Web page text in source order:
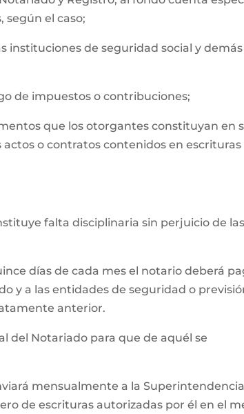
según el caso;
instituciones de seguridad social y demás
de impuestos o contribuciones;
que los otorgantes constituyan en
o contratos contenidos en escrituras
falta disciplinaria sin perjuicio de las
días de cada mes el notario deberá
y a las entidades de seguridad o
anterior.
del Notariado para que de aquél se
mensualmente a la
de escrituras autorizadas por él en el